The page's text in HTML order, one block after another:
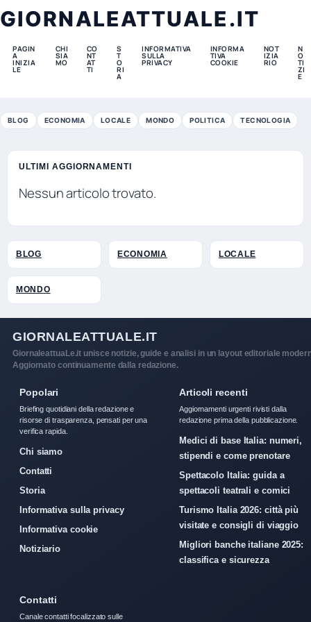
GIORNALEATTUALE.IT
PAGIN
A
INIZIA
LE
CHI
SIA
MO
CO
NT
AT
TI
S
T
O
RI
A
INFORMATIVA
SULLA
PRIVACY
INFORMA
TIVA
COOKIE
NOT
IZIA
RIO
N
O
TI
ZI
E
BLOG ECONOMIA LOCALE MONDO POLITICA TECNOLOGIA
ULTIMI AGGIORNAMENTI
Nessun articolo trovato.
BLOG ECONOMIA LOCALE
MONDO
GIORNALEATTUALE.IT
GiornaleattuaLe.it unisce notizie, guide e analisi in un layout editoriale
Aggiornato continuamente dalla redazione.
Popolari
Briefing quotidiani della redazione e
risorse di trasparenza, pensati per una
verifica rapida.
Chi siamo
Contatti
Storia
Informativa sulla privacy
Informativa cookie
Notiziario
Articoli recenti
Aggiornamenti urgenti rivisti dalla
redazione prima della pubblicazione.
Medici di base Italia: numeri,
stipendi e come prenotare
Spettacolo Italia: guida a
spettacoli teatrali e comici
Turismo Italia 2026: città più
visitate e consigli di viaggio
Migliori banche italiane 2025:
classifica e sicurezza
Contatti
Canale contatti focalizzato sulle